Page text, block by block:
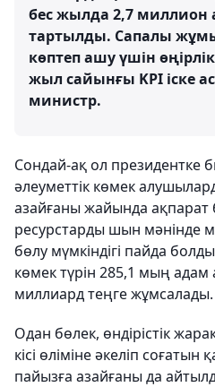
бес жылда 2,7 миллион
тартылды. Сапалы
көптеп ашу үшін
жыл сайынғы KPI іске
министр.
Сондай-ақ ол президентке
әлеуметтік көмек
азайғаны жайында ақпарат
ресурстарды шын мәнінде
бөлу мүмкіндігі пайда
көмек түрін 285,1 мың адам
миллиард теңге жұмсалады.
Одан бөлек, өндірістік
кісі өліміне әкеліп
пайызға азайғаны да